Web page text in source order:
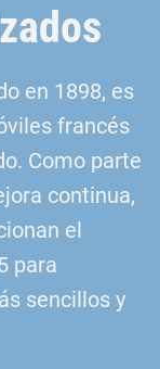
en 1898, es
francés
Como parte
continua,
el
para
sencillos y